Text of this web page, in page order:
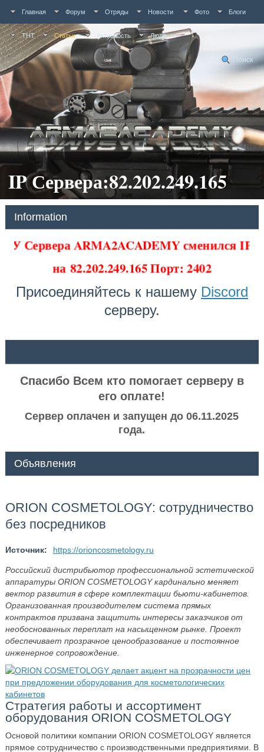
Главная Форум Отряды Новости Фото Блоги
ТНТ Статьи Активность Люди
Поиск
IP Сервера:82.202.249.165
Information
У Сервера ARMA2ACADEMY сменился IP
на82.202.249.165 Порт: 2402
Присоединяйтесь к нашему Discord
серверу.
Спасибо Всем кто помогает серверу в
его оплате!
Сервер оплачен и запущен до 06.11.2025
года.
Объявления
ORION COSMETOLOGY: сотрудничество
без посредников
Источник: https://orioncosmetology.ru
Российский дистрибьютор профессиональной эстетической
аппаратуры ORION COSMETOLOGY кардинально меняет
вектор развития в сфере комплектации бьюти-кабинетов.
Организованная производителем система прямых
контрактов призвана защитить интересы заказчиков от
необоснованных переплат на насыщенном рынке. Проект
обеспечивает прозрачное ценообразование и постоянное
инженерное сопровождение.
Стратегия работы и ассортимент
оборудования ORION COSMETOLOGY
Основой политики компании ORION COSMETOLOGY является
прямое сотрудничество с производственными предприятиями. В